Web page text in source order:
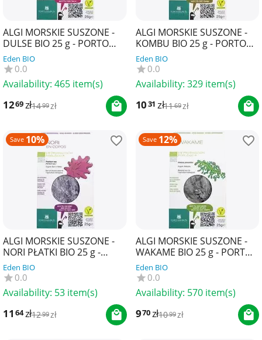
ALGI MORSKIE SUSZONE -
DULSE BIO 25 g - PORTO
MUINOS
Eden BIO
0.0
Availability: 465 item(s)
1269zł1499zł
ALGI MORSKIE SUSZONE -
KOMBU BIO 25 g - PORTO
MUINOS
Eden BIO
0.0
Availability: 329 item(s)
1031 zł1169zł
Save 10%
ALGI MORSKIE SUSZONE -
NORI PŁATKI BIO 25 g -
PORTO MUINOS
Eden BIO
0.0
Availability: 53 item(s)
11 64zł1299zł
Save 12%
ALGI MORSKIE SUSZONE -
WAKAME BIO 25 g - PORTO
MUINOS
Eden BIO
0.0
Availability: 570 item(s)
970zł1099zł